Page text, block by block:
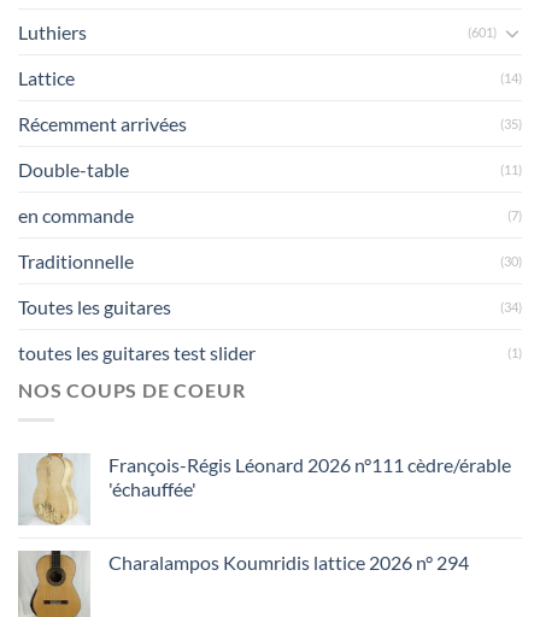
Luthiers (601)
Lattice (14)
Récemment arrivées (35)
Double-table (11)
en commande (7)
Traditionnelle (30)
Toutes les guitares (34)
toutes les guitares test slider (1)
NOS COUPS DE COEUR
François-Régis Léonard 2026 n°111 cèdre/érable
'échauffée'
Charalampos Koumridis lattice 2026 n° 294